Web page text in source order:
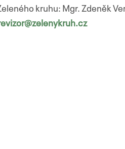
kruhu: Mgr. Zdeněk
@zelenykruh.cz